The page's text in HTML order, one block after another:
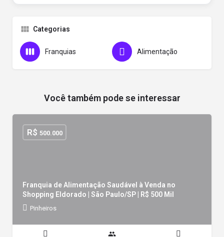
Categorias
Franquias Alimentação
Você também pode se interessar
Franquia de Alimentação Saudável à Venda no
Shopping Eldorado | São Paulo/SP | R$ 500 Mil
Pinheiros
R$ 500.000